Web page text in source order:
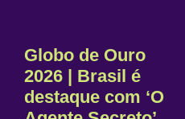
Globo de Ouro
2026 | Brasil é
destaque com ‘O